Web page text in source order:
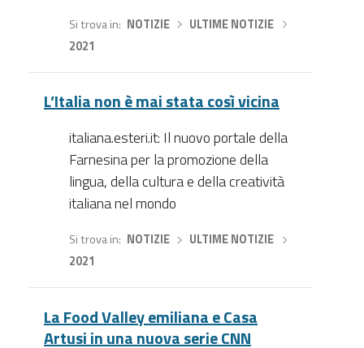
Si trova in NOTIZIE› ULTIME NOTIZIE
2021
L’Italia non è mai stata così vicina
italiana.esteri.it: Il nuovo portale della
Farnesina per la promozione della
lingua, della cultura e della creatività
italiana nel mondo
Si trova in NOTIZIE› ULTIME NOTIZIE
2021
La Food Valley emiliana e Casa
Artusi in una nuova serie CNN